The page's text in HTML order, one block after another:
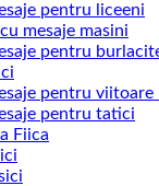
pentru liceeni
mesaje masini
pentru
pentru viitoare
pentru tatici
Fiica